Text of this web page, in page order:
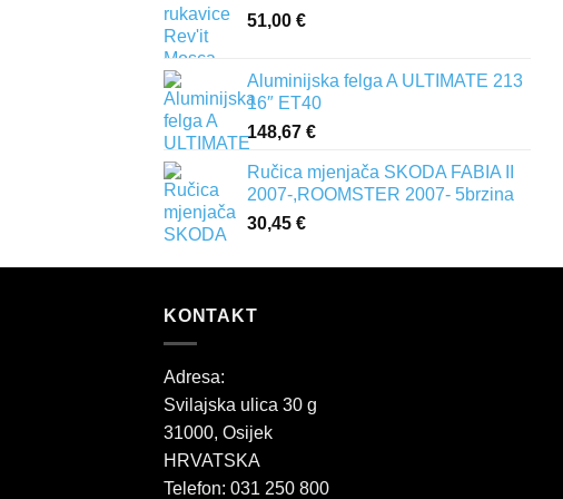
51,00 €
Aluminijska felga A ULTIMATE 213
16″ ET40
148,67 €
Ručica mjenjača SKODA FABIA II
2007-,ROOMSTER 2007- 5brzina
30,45 €
KONTAKT
Adresa:
Svilajska ulica 30 g
31000, Osijek
HRVATSKA
Telefon: 031 250 800